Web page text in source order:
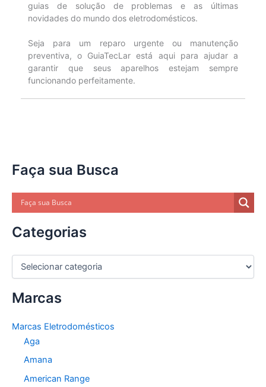
guias de solução de problemas e as últimas
novidades do mundo dos eletrodomésticos.
Seja para um reparo urgente ou manutenção
preventiva, o GuiaTecLar está aqui para ajudar a
garantir que seus aparelhos estejam sempre
funcionando perfeitamente.
Faça sua Busca
Categorias
C
e
r
Marcas
Marcas Eletrodomésticos
Aga
Amana
American Range